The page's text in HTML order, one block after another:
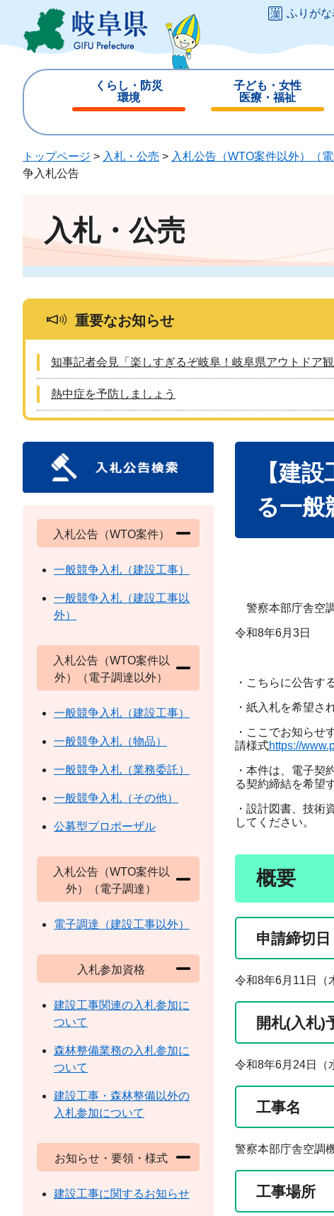
ジ
ュ
ふりが
くらし・防災
環境
じ
子ども・女性
医療・福祉
じ
る
トップページ > 入札・公売 > 入札公告（WTO案件以外）（電
争入札公告
入札・公売
重要なお知らせ
知事記者会見「楽しすぎるぞ岐阜！岐阜県アウトドア
熱中症を予防しましょう
【建
る一般
警察本部庁舎空
令和8年6月3日
岐
・こちらに公告す
・紙入札を希望さ
・ここでお知らせ
請様式https://
・本件は、電子契
る契約締結を希望
・設計図書、技術
してください。
概要
申請締切日
令和8年6月11日（
開札(入札)
令和8年6月24日（
工事名
警察本部庁舎空調
工事場所
入札公告（WTO案件）
一般競争入札（建設工事）
一般競争入札（建設工事以
外）
入札公告（WTO案件以
外）（電子調達以外）
一般競争入札（建設工事）
一般競争入札（物品）
一般競争入札（業務委託）
一般競争入札（その他）
公募型プロポーザル
入札公告（WTO案件以
外）（電子調達）
電子調達（建設工事以外）
入札参加資格
建設工事関連の入札参加に
ついて
森林整備業務の入札参加に
ついて
建設工事・森林整備以外の
入札参加について
お知らせ・要領・様式
建設工事に関するお知らせ